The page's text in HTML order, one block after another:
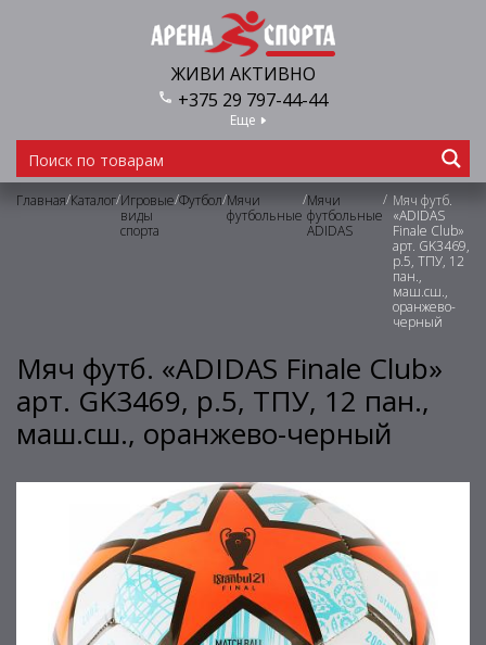
ЖИВИ АКТИВНО
+375 29 797-44-44
Еще
Главная/Каталог/Игровые
виды
спорта
/Футбол/Мячи
футбольные
/Мячи
футбольные
ADIDAS
/ Мяч футб.
«ADIDAS
Finale Club»
арт. GK3469,
р.5, ТПУ, 12
пан.,
маш.сш.,
оранжево-
черный
Мяч футб. «ADIDAS Finale Club»
арт. GK3469, р.5, ТПУ, 12 пан.,
маш.сш., оранжево-черный